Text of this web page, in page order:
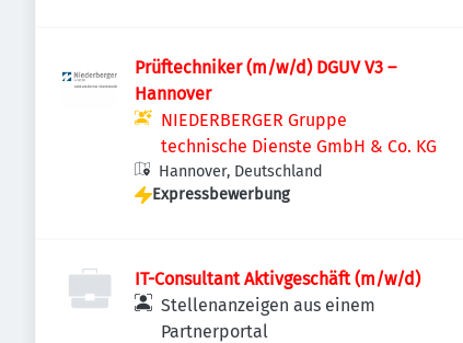
Prüftechniker (m/w/d) DGUV V3 –
Hannover
NIEDERBERGER Gruppe
technische Dienste GmbH & Co. KG
Hannover, Deutschland
Expressbewerbung
IT-Consultant Aktivgeschäft (m/w/d)
Stellenanzeigen aus einem
Partnerportal